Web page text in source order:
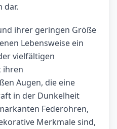
dar.
ihrer geringen Größe
Lebensweise ein
vielfältigen
ihren
Augen, die eine
in der Dunkelheit
Federohren,
Merkmale sind,